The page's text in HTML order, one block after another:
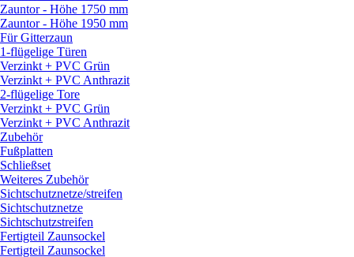
Zauntor - Höhe 1750 mm
Zauntor - Höhe 1950 mm
Für Gitterzaun
1-flügelige Türen
Verzinkt + PVC Grün
Verzinkt + PVC Anthrazit
2-flügelige Tore
Verzinkt + PVC Grün
Verzinkt + PVC Anthrazit
Zubehör
Fußplatten
Schließset
Weiteres Zubehör
Sichtschutznetze/streifen
Sichtschutznetze
Sichtschutzstreifen
Fertigteil Zaunsockel
Fertigteil Zaunsockel